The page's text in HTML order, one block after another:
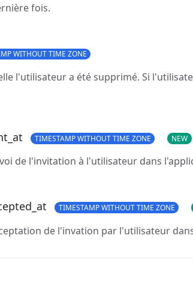
fois.
WITHOUT TIME ZONE
l'utilisateur a été supprimé. Si
TIMESTAMP WITHOUT TIME ZONE NEW
de l'invitation à l'utilisateur dans
TIMESTAMP WITHOUT TIME ZONE
de l'invation par l'utilisateur